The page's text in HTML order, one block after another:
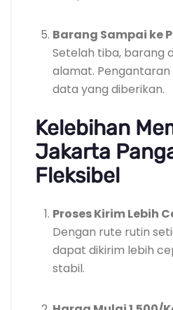
Barang Sampai ke
Setelah tiba, barang
alamat. Pengantaran
data yang diberikan.
Kelebihan
Jakarta
Fleksibel
Proses Kirim Lebih
Dengan rute rutin
dapat dikirim lebih
stabil.